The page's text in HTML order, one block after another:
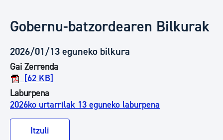
Gobernu-batzordearen Bilkurak
2026/01/13 eguneko bilkura
Gai Zerrenda
[62 KB]
Laburpena
2026ko urtarrilak 13 eguneko laburpena
Itzuli